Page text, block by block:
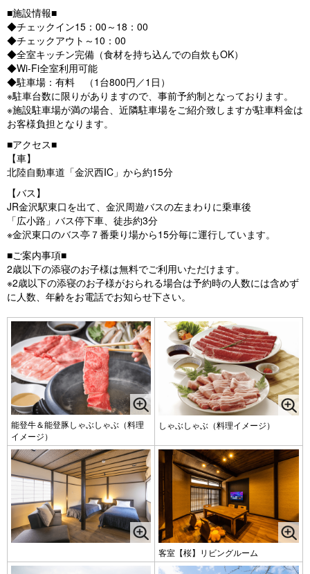
■施設情報■
◆チェックイン15：00～18：00
◆チェックアウト～10：00
◆全室キッチン完備（食材を持ち込んでの自炊もOK）
◆Wi-Fi全室利用可能
◆駐車場：有料 （1台800円／1日）
※駐車台数に限りがありますので、事前予約制となっております。
※施設駐車場が満の場合、近隣駐車場をご紹介致しますが駐車料金は
お客様負担となります。
■アクセス■
【車】
北陸自動車道「金沢西IC」から約15分
【バス】
JR金沢駅東口を出て、金沢周遊バスの左まわりに乗車後
「広小路」バス停下車、徒歩約3分
※金沢東口のバス亭７番乗り場から15分毎に運行しています。
■ご案内事項■
2歳以下の添寝のお子様は無料でご利用いただけます。
※2歳以下の添寝のお子様がおられる場合は予約時の人数には含めず
に人数、年齢をお電話でお知らせ下さい。
能登牛＆能登豚しゃぶしゃぶ（料理
イメージ）
しゃぶしゃぶ（料理イメージ）
客室【桜】リビングルーム